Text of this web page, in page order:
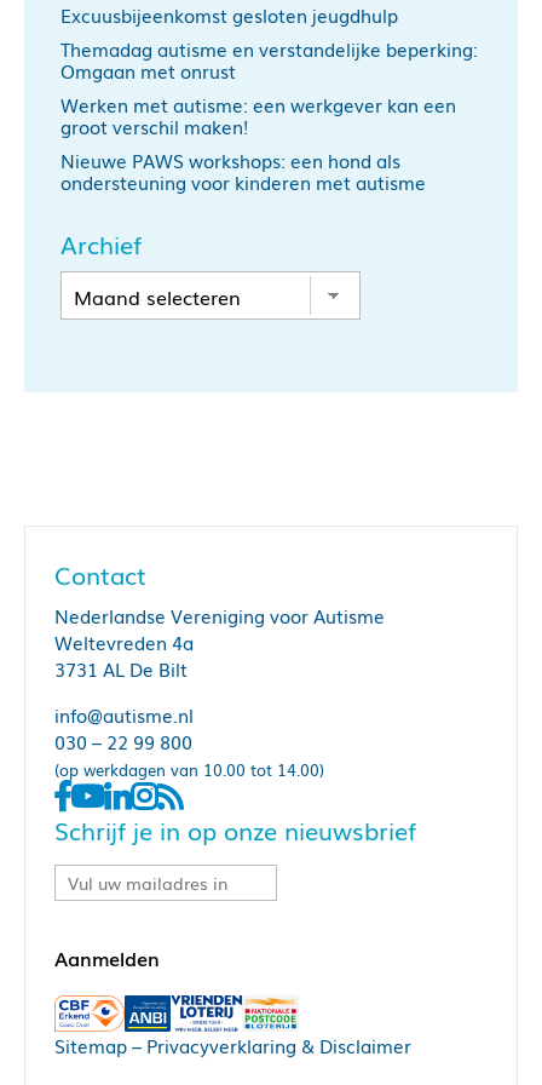
Excuusbijeenkomst gesloten jeugdhulp
Themadag autisme en verstandelijke beperking:
Omgaan met onrust
Werken met autisme: een werkgever kan een
groot verschil maken!
Nieuwe PAWS workshops: een hond als
ondersteuning voor kinderen met autisme
Archief
Contact
Nederlandse Vereniging voor Autisme
Weltevreden 4a
3731 AL De Bilt
info@autisme.nl
030 – 22 99 800
(op werkdagen van 10.00 tot 14.00)
Schrijf je in op onze nieuwsbrief
Sitemap– Privacyverklaring & Disclaimer